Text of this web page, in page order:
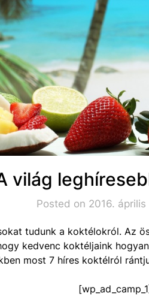
világ
Posted on 2016.
tudunk a koktélokról. Az
kedvenc koktéljaink
most 7 híres koktélról